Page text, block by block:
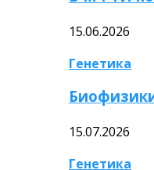
15.06.2026
Генетика
15.07.2026
Генетика